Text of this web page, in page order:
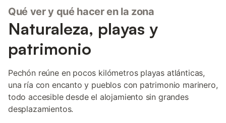
Qué ver y qué hacer en la zona
Naturaleza, playas y
patrimonio
Pechón reúne en pocos kilómetros playas atlánticas,
una ría con encanto y pueblos con patrimonio marinero,
todo accesible desde el alojamiento sin grandes
desplazamientos.